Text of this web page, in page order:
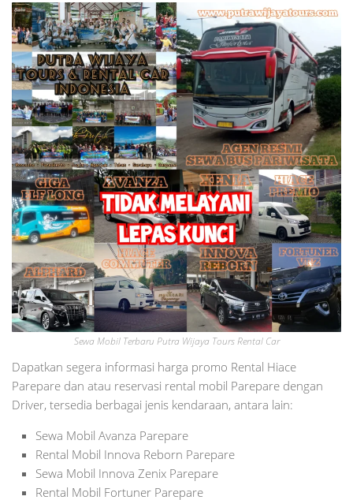
Sewa Mobil Terbaru Putra Wijaya Tours Rental Car
Dapatkan segera informasi harga promo Rental Hiace
Parepare dan atau reservasi rental mobil Parepare dengan
Driver, tersedia berbagai jenis kendaraan, antara lain:
Sewa Mobil Avanza Parepare
Rental Mobil Innova Reborn Parepare
Sewa Mobil Innova Zenix Parepare
Rental Mobil Fortuner Parepare